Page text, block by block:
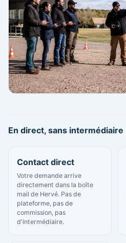
En direct, sans intermédiaire
Contact direct
Votre demande arrive
directement dans la boîte
mail de Hervé. Pas de
plateforme, pas de
commission, pas
d'intermédiaire.